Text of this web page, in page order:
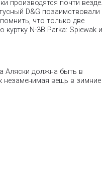
производятся почти везде.
D&G позаимствовали
что только две
N-3B Parka: Spiewak и
Аляски должна быть в
незаменимая вещь в зимние